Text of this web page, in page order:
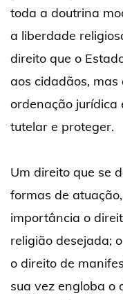
toda a doutrina
a liberdade
direito que o
aos cidadãos,
ordenação jurídica
tutelar e proteger.
Um direito que se
formas de
importância o
religião desejada;
o direito de
sua vez engloba o